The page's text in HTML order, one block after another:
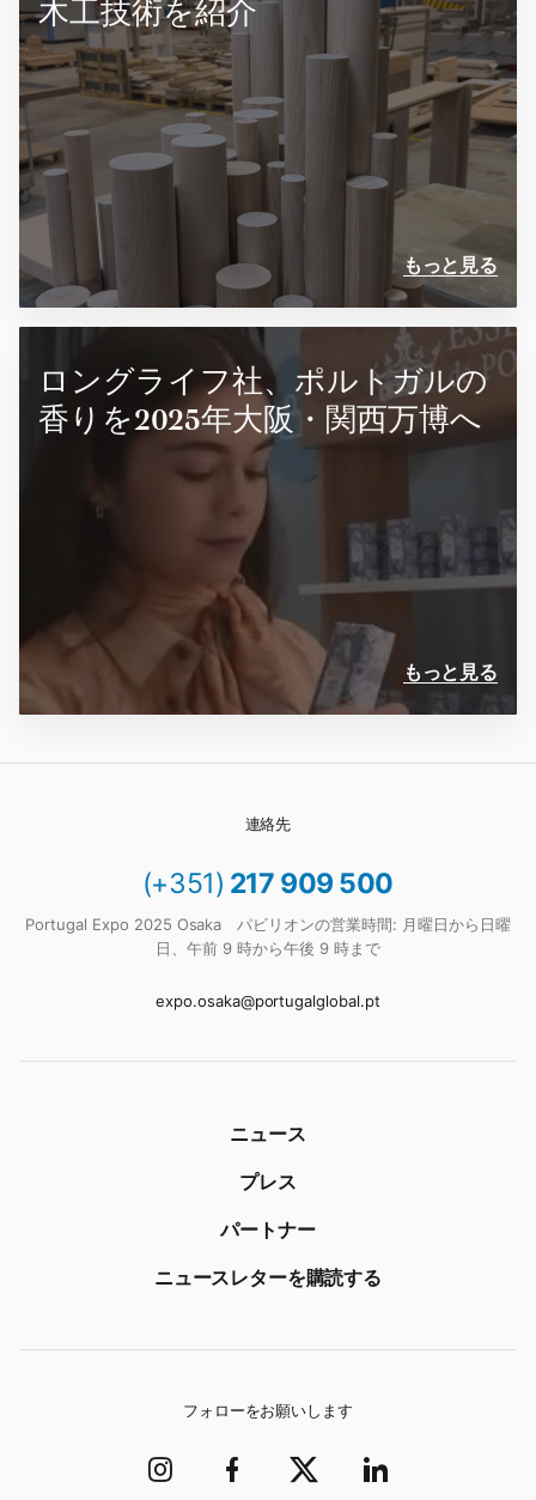
木工技術を紹介
もっと見る
ロングライフ社、ポルトガルの
香りを2025年大阪・関西万博へ
もっと見る
連絡先
(+351) 217 909 500
Portugal Expo 2025 Osaka パビリオンの営業時間: 月曜日から日曜
日、午前 9 時から午後 9 時まで
expo.osaka@portugalglobal.pt
ニュース
プレス
パートナー
ニュースレターを購読する
フォローをお願いします